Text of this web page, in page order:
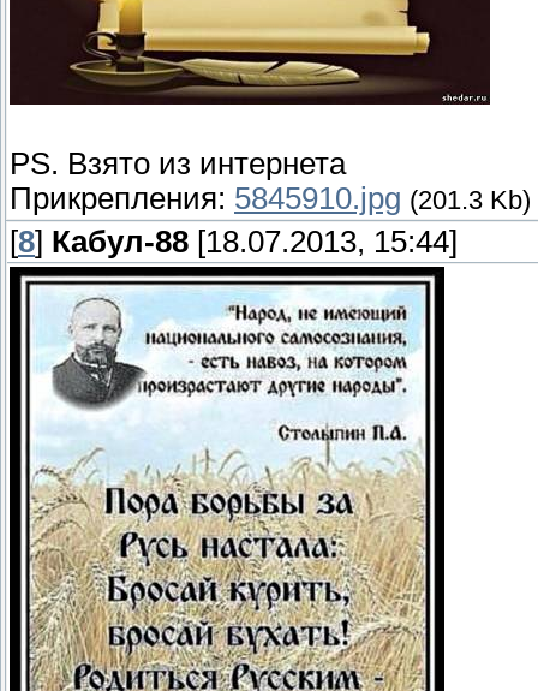
PS. Взято из интернета
Прикрепления: 5845910.jpg (201.3 Kb)
[8] Кабул-88 [18.07.2013, 15:44]